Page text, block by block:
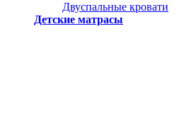
Двуспальные кровати
Детские матрасы